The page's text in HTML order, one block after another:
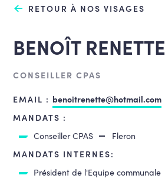
RETOUR À NOS VISAGES
BENOÎT RENETTE
CONSEILLER CPAS
EMAIL : benoitrenette@hotmail.com
MANDATS :
Conseiller CPAS
Fleron
MANDATS INTERNES:
Président de l'Equipe communale